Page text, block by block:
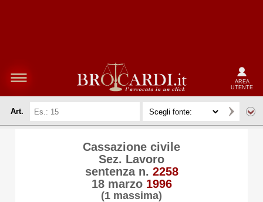
AREA
UTENTE
Art.
Cassazione civile
Sez. Lavoro
sentenza n. 2258
18 marzo 1996
(1 massima)